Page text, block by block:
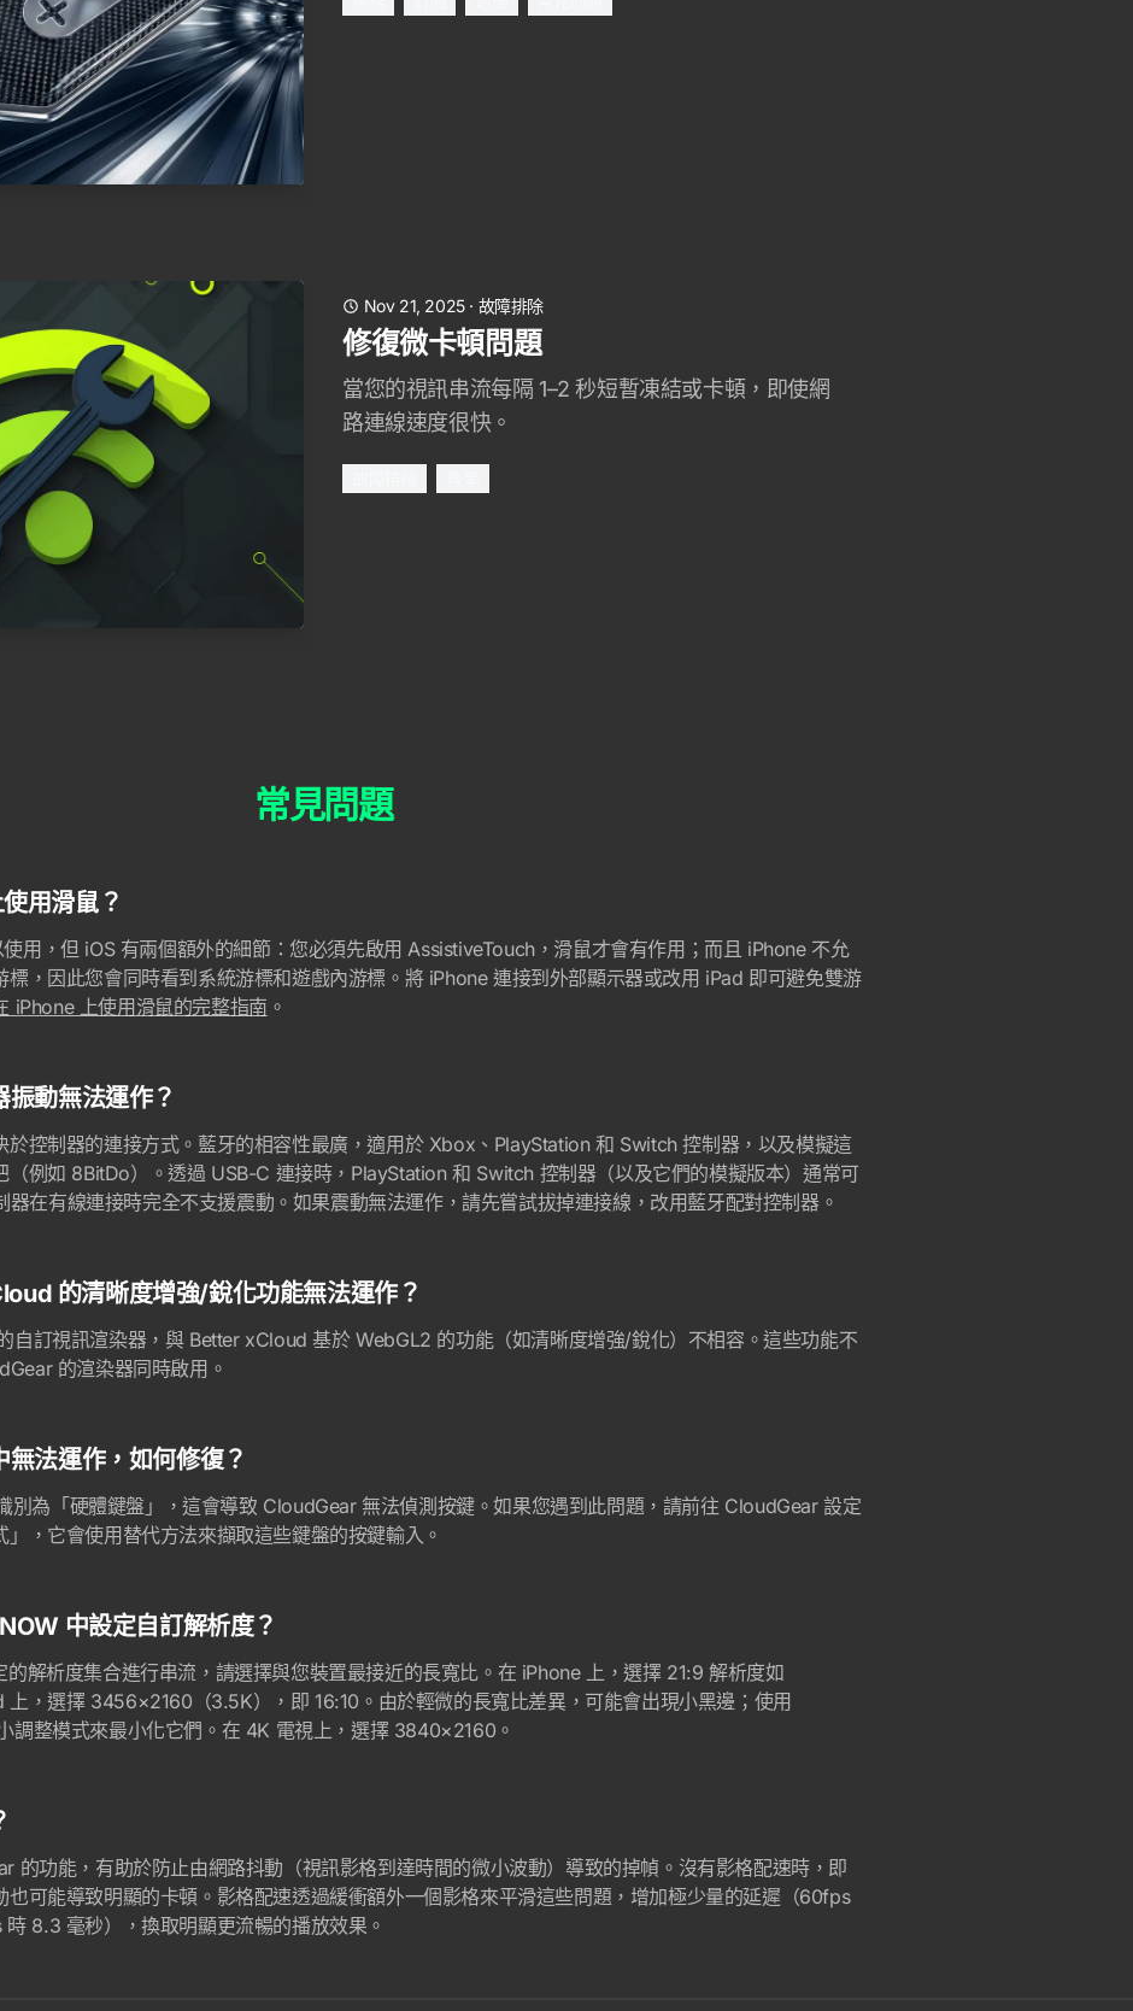
Nov 21, 2025· 故障排除
修復微卡頓問題
當您的視訊串流每隔 1–2 秒短暫凍結或卡頓，即使網
路連線速度很快。
常見問題
用滑鼠？
用，但 iOS 有兩個額外的細節：您必須先啟用 AssistiveTouch，滑鼠才會有作用；而且 iPhone 不允
標，因此您會同時看到系統游標和遊戲內游標。將 iPhone 連接到外部顯示器或改用 iPad 即可避免雙游
iPhone 上使用滑鼠的完整指南 。
動無法運作？
於控制器的連接方式。藍牙的相容性最廣，適用於 Xbox、PlayStation 和 Switch 控制器，以及模擬這
（例如 8BitDo）。透過 USB-C 連接時，PlayStation 和 Switch 控制器（以及它們的模擬版本）通常可
在有線連接時完全不支援震動。如果震動無法運作，請先嘗試拔掉連接線，改用藍牙配對控制器。
的清晰度增強/銳化功能無法運作？
自訂視訊渲染器，與 Better xCloud 基於 WebGL2 的功能（如清晰度增強/銳化）不相容。這些功能不
的渲染器同時啟用。
法運作，如何修復？
別為「硬體鍵盤」，這會導致 CloudGear 無法偵測按鍵。如果您遇到此問題，請前往 CloudGear 設定
」，它會使用替代方法來擷取這些鍵盤的按鍵輸入。
中設定自訂解析度？
的解析度集合進行串流，請選擇與您裝置最接近的長寬比。在 iPhone 上，選擇 21:9 解析度如
，選擇 3456×2160（3.5K），即 16:10。由於輕微的長寬比差異，可能會出現小黑邊；使用
調整模式來最小化它們。在 4K 電視上，選擇 3840×2160。
的功能，有助於防止由網路抖動（視訊影格到達時間的微小波動）導致的掉幀。沒有影格配速時，即
也可能導致明顯的卡頓。影格配速透過緩衝額外一個影格來平滑這些問題，增加極少量的延遲（60fps
8.3 毫秒），換取明顯更流暢的播放效果。